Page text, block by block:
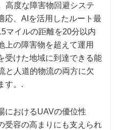
高度な障害物回避システ
応、AIを活用したルート最
マイルの距離を20分以内
上の障害物を超えて運用
受けた地域に到達できる能
と人道的物流の両方に欠
す。.
におけるUAVの優位性
受容の高まりにも支えられ